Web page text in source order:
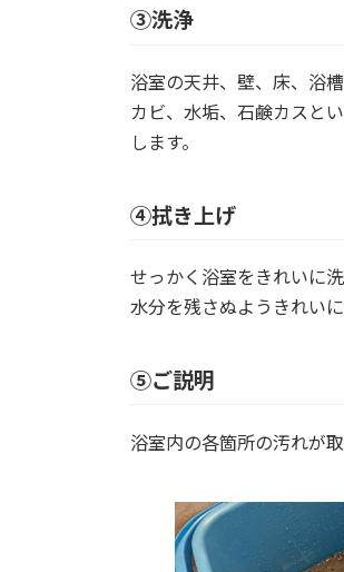
③洗浄
浴室の天井、壁、床、浴
カビ、水垢、石鹸カスと
します。
④拭き上げ
せっかく浴室をきれいに
水分を残さぬようきれい
⑤ご説明
浴室内の各箇所の汚れが